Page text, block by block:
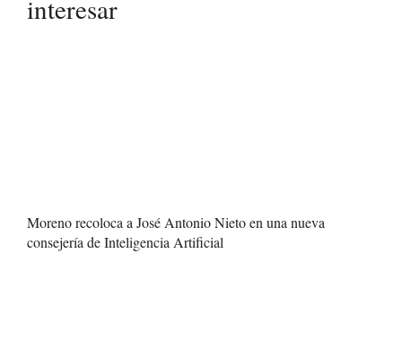
interesar
Moreno recoloca a José Antonio Nieto en una nueva
consejería de Inteligencia Artificial